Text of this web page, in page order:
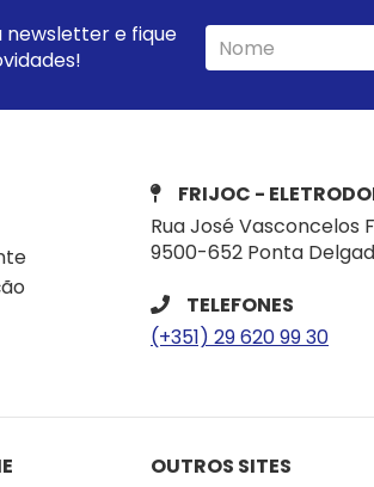
newsletter e fique
FRIJOC -
Rua José Vasconcelos
9500-652 Ponta
TELEFONES
(+351) 29 620 99 30
OUTROS SITES